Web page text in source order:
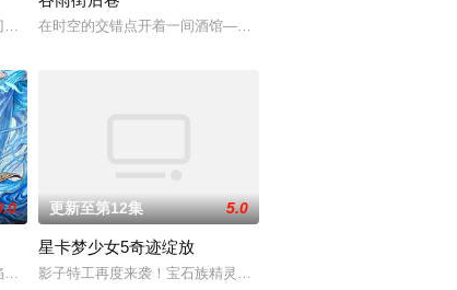
凡间。 在
镜湖道院为起点，凭借坚毅无畏的心志与利落
少年路朝歌痛失至亲，绝境之中觉醒绑定逆天系统，靠水系启灵死里逃
在时空的交错点开着一间酒馆——谷雨街后巷。 无论城市的角落
画短片。
入混乱。混沌从深渊崛起，黑暗如潮水般吞噬大地……缔默完成了命运
更新至第12集 5.0
星卡梦少女5奇迹绽放
影子特工再度来袭！宝石族精灵竟然成了关键所在！东方桃子与